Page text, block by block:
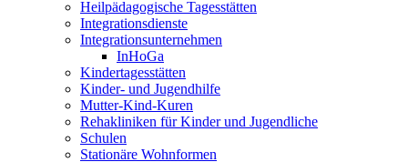
Heilpädagogische Tagesstätten
Integrationsdienste
Integrationsunternehmen
InHoGa
Kindertagesstätten
Kinder- und Jugendhilfe
Mutter-Kind-Kuren
Rehakliniken für Kinder und Jugendliche
Schulen
Stationäre Wohnformen